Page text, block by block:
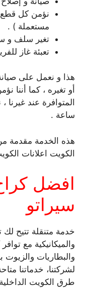
نؤمن كل قطع
مستعملة ) .
تغير سلف و
تعبئة غاز
هذا و نعمل على
أو تغيره ، كما أننا
المتوافرة عند
ساعة .
هذه الخدمة مقدمة
الكويت اعلانات
افضل
سيراتو
خدمة متنقلة تتيح لك
والميكانيكية مع
والبطاريات
طرق الكويت